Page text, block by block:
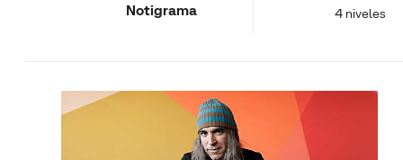
Notigrama 4 niveles